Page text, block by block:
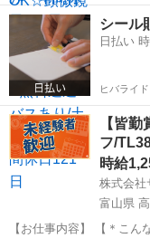
件有…
神奈川 伊勢原市
シール
日払い
ヒバライ
【皆
フ/
時給
株式会社
富山県
【お仕事内容】 【＊こんなお仕事です＊